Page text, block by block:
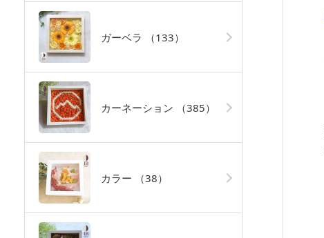
ガーベラ （133）
カーネーション （385）
カラー （38）